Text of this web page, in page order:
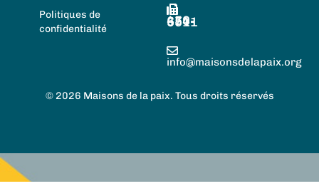
Politiques de
confidentialité
450-674-5511
info@maisonsdelapaix.org
© 2026 Maisons de la paix. Tous droits réservés